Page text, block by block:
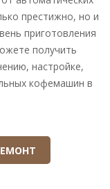
640 - 1440
доз
640 - 1440
престижно, но и
приготовления
получить
настройке,
кофемашин в